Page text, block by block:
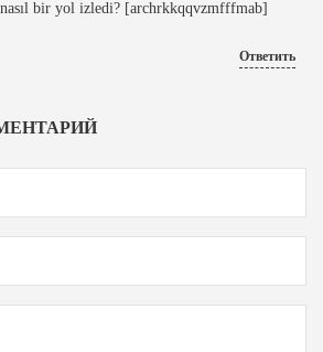
bir yol izledi? [archrkkqqvzmfffmab]
Ответить